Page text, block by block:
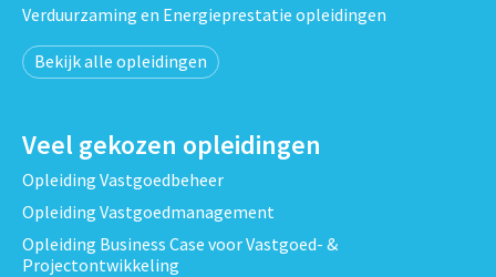
Verduurzaming en Energieprestatie opleidingen
Bekijk alle opleidingen
Veel gekozen opleidingen
Opleiding Vastgoedbeheer
Opleiding Vastgoedmanagement
Opleiding Business Case voor Vastgoed- &
Projectontwikkeling